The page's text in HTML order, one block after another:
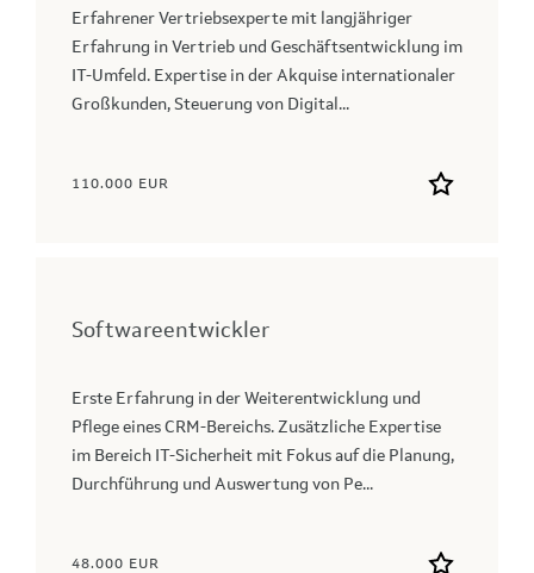
Erfahrener Vertriebsexperte mit langjähriger
Erfahrung in Vertrieb und Geschäftsentwicklung im
IT-Umfeld. Expertise in der Akquise internationaler
Großkunden, Steuerung von Digital...
110.000 EUR
Softwareentwickler
Erste Erfahrung in der Weiterentwicklung und
Pflege eines CRM-Bereichs. Zusätzliche Expertise
im Bereich IT-Sicherheit mit Fokus auf die Planung,
Durchführung und Auswertung von Pe...
48.000 EUR